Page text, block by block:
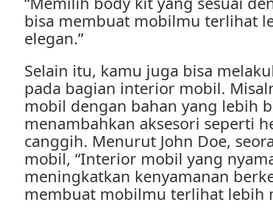
bisa membuat mobilmu terlihat
elegan.”
Selain itu, kamu juga bisa
pada bagian interior mobil.
mobil dengan bahan yang lebih
menambahkan aksesori seperti
canggih. Menurut John Doe,
mobil, “Interior mobil yang
meningkatkan kenyamanan
membuat mobilmu terlihat lebih